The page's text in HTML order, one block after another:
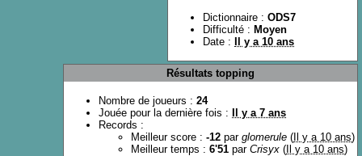
Dictionnaire : ODS7
Difficulté : Moyen
Date :
Il y a 10 ans
Résultats topping
Nombre de joueurs : 24
Jouée pour la dernière fois :
Il y a 7 ans
Records :
Meilleur score : -12 par glomerule ( Il y a 10 ans)
Meilleur temps : 6'51 par Crisyx ( Il y a 10 ans)